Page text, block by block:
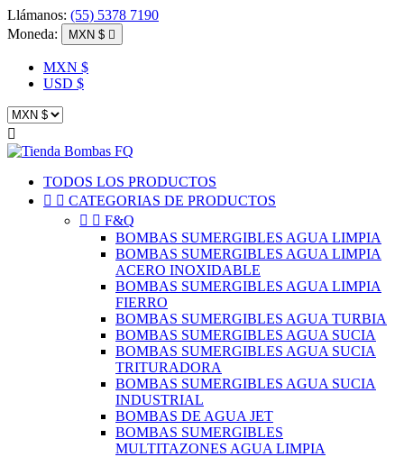
Llámanos: (55) 5378 7190
Moneda:
MXN $ 
MXN $
USD $

TODOS LOS PRODUCTOS
  CATEGORIAS DE PRODUCTOS
  F&Q
BOMBAS SUMERGIBLES AGUA LIMPIA
BOMBAS SUMERGIBLES AGUA LIMPIA
ACERO INOXIDABLE
BOMBAS SUMERGIBLES AGUA LIMPIA
FIERRO
BOMBAS SUMERGIBLES AGUA TURBIA
BOMBAS SUMERGIBLES AGUA SUCIA
BOMBAS SUMERGIBLES AGUA SUCIA
TRITURADORA
BOMBAS SUMERGIBLES AGUA SUCIA
INDUSTRIAL
BOMBAS DE AGUA JET
BOMBAS SUMERGIBLES
MULTITAZONES AGUA LIMPIA